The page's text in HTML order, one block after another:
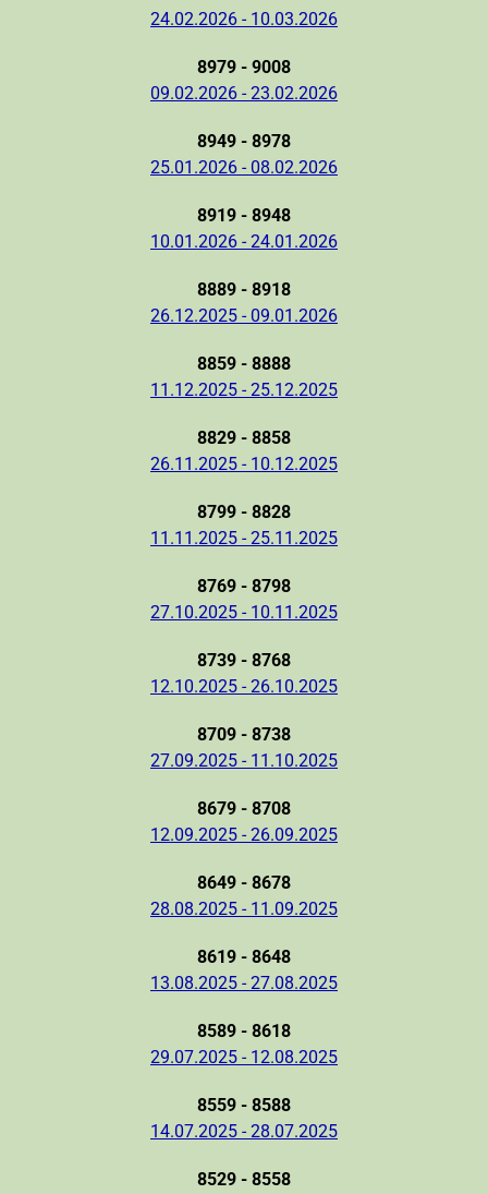
24.02.2026 - 10.03.2026
8979 - 9008
09.02.2026 - 23.02.2026
8949 - 8978
25.01.2026 - 08.02.2026
8919 - 8948
10.01.2026 - 24.01.2026
8889 - 8918
26.12.2025 - 09.01.2026
8859 - 8888
11.12.2025 - 25.12.2025
8829 - 8858
26.11.2025 - 10.12.2025
8799 - 8828
11.11.2025 - 25.11.2025
8769 - 8798
27.10.2025 - 10.11.2025
8739 - 8768
12.10.2025 - 26.10.2025
8709 - 8738
27.09.2025 - 11.10.2025
8679 - 8708
12.09.2025 - 26.09.2025
8649 - 8678
28.08.2025 - 11.09.2025
8619 - 8648
13.08.2025 - 27.08.2025
8589 - 8618
29.07.2025 - 12.08.2025
8559 - 8588
14.07.2025 - 28.07.2025
8529 - 8558